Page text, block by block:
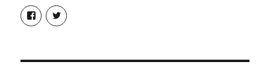
Profil
von
christoph.fleischer1
anzeigen
Profil
von
anzeigen